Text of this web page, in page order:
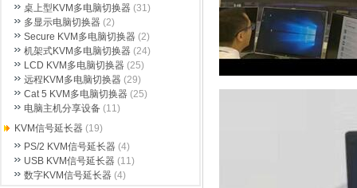
桌上型KVM多电脑切换器 (31)
多显示电脑切换器 (2)
Secure KVM多电脑切换器 (2)
机架式KVM多电脑切换器 (24)
LCD KVM多电脑切换器 (25)
远程KVM多电脑切换器 (29)
Cat 5 KVM多电脑切换器 (25)
电脑主机分享设备 (11)
KVM信号延长器 (19)
PS/2 KVM信号延长器 (4)
USB KVM信号延长器 (11)
数字KVM信号延长器 (4)